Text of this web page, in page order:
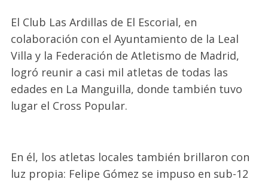
El Club Las Ardillas de El Escorial, en
colaboración con el Ayuntamiento de la Leal
Villa y la Federación de Atletismo de Madrid,
logró reunir a casi mil atletas de todas las
edades en La Manguilla, donde también tuvo
lugar el Cross Popular.
En él, los atletas locales también brillaron con
luz propia: Felipe Gómez se impuso en sub-12